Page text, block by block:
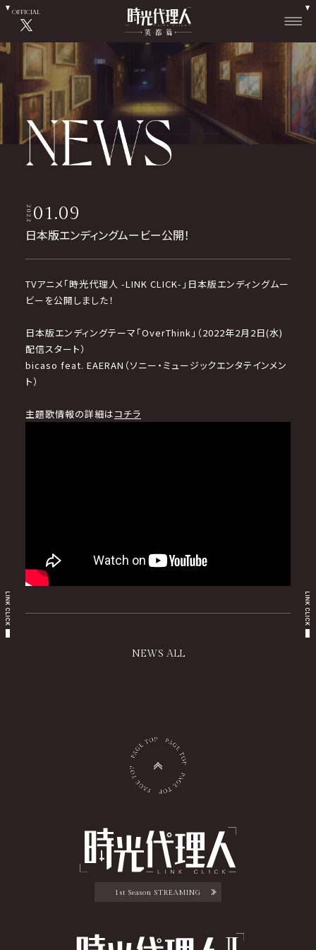
OFFICIAL
202201.09
日本版エンディングムービー公開！
TVアニメ「時光代理人 -LINK CLICK-」日本版エンディングムー
ビーを公開しました！
日本版エンディングテーマ「OverThink」（2022年2月2日(水)
配信スタート）
bicaso feat. EAERAN（ソニー・ミュージックエンタテインメン
ト）
主題歌情報の詳細はコチラ
NEWS ALL
1st Season STREAMING